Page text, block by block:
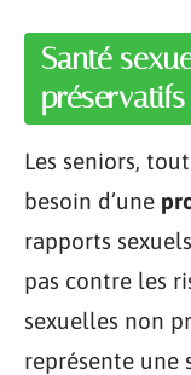
Santé
préservatifs
Les seniors,
besoin d’une
rapports
pas contre les
sexuelles non
représente une